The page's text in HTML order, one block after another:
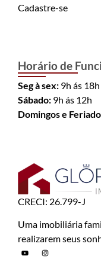
Cadastre-se
Horário de
Seg à sex: 9h ás 18h
Sábado: 9h ás 12h
Domingos e
CRECI: 26.799-J
Uma imobiliária
realizarem seus